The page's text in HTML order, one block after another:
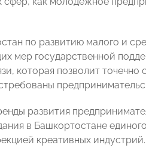
по развитию малого и
мер государственной
которая позволит точечно
развития
в Башкортостане
креативных